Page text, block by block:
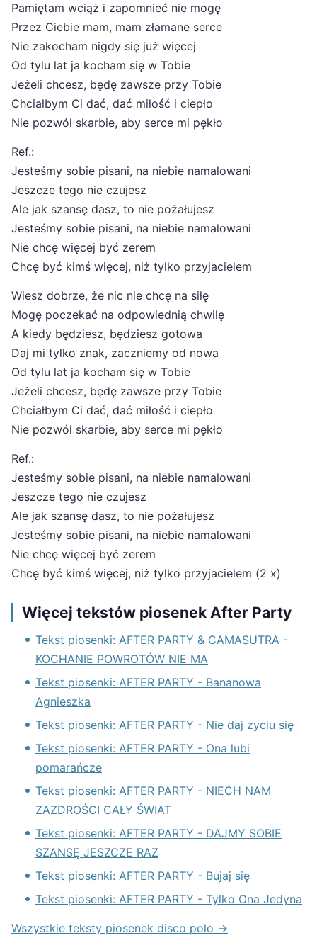
Pamiętam wciąż i zapomnieć nie mogę
Przez Ciebie mam, mam złamane serce
Nie zakocham nigdy się już więcej
Od tylu lat ja kocham się w Tobie
Jeżeli chcesz, będę zawsze przy Tobie
Chciałbym Ci dać, dać miłość i ciepło
Nie pozwól skarbie, aby serce mi pękło
Ref.:
Jesteśmy sobie pisani, na niebie namalowani
Jeszcze tego nie czujesz
Ale jak szansę dasz, to nie pożałujesz
Jesteśmy sobie pisani, na niebie namalowani
Nie chcę więcej być zerem
Chcę być kimś więcej, niż tylko przyjacielem
Wiesz dobrze, że nic nie chcę na siłę
Mogę poczekać na odpowiednią chwilę
A kiedy będziesz, będziesz gotowa
Daj mi tylko znak, zaczniemy od nowa
Od tylu lat ja kocham się w Tobie
Jeżeli chcesz, będę zawsze przy Tobie
Chciałbym Ci dać, dać miłość i ciepło
Nie pozwól skarbie, aby serce mi pękło
Ref.:
Jesteśmy sobie pisani, na niebie namalowani
Jeszcze tego nie czujesz
Ale jak szansę dasz, to nie pożałujesz
Jesteśmy sobie pisani, na niebie namalowani
Nie chcę więcej być zerem
Chcę być kimś więcej, niż tylko przyjacielem (2 x)
Więcej tekstów piosenek After Party
Tekst piosenki: AFTER PARTY & CAMASUTRA -
KOCHANIE POWROTÓW NIE MA
Tekst piosenki: AFTER PARTY - Bananowa
Agnieszka
Tekst piosenki: AFTER PARTY - Nie daj życiu się
Tekst piosenki: AFTER PARTY - Ona lubi
pomarańcze
Tekst piosenki: AFTER PARTY - NIECH NAM
ZAZDROŚCI CAŁY ŚWIAT
Tekst piosenki: AFTER PARTY - DAJMY SOBIE
SZANSĘ JESZCZE RAZ
Tekst piosenki: AFTER PARTY - Bujaj się
Tekst piosenki: AFTER PARTY - Tylko Ona Jedyna
Wszystkie teksty piosenek disco polo →